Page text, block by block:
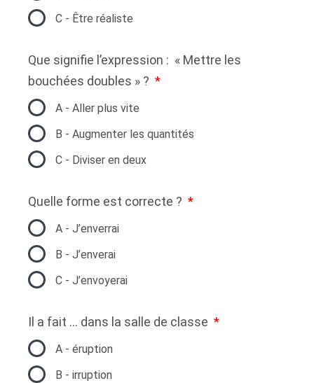
C - Être réaliste
Que signifie l’expression : « Mettre les
bouchées doubles » ?
A - Aller plus vite
B - Augmenter les quantités
C - Diviser en deux
Quelle forme est correcte ?
A - J’enverrai
B - J’enverai
C - J’envoyerai
Il a fait … dans la salle de classe
A - éruption
B - irruption